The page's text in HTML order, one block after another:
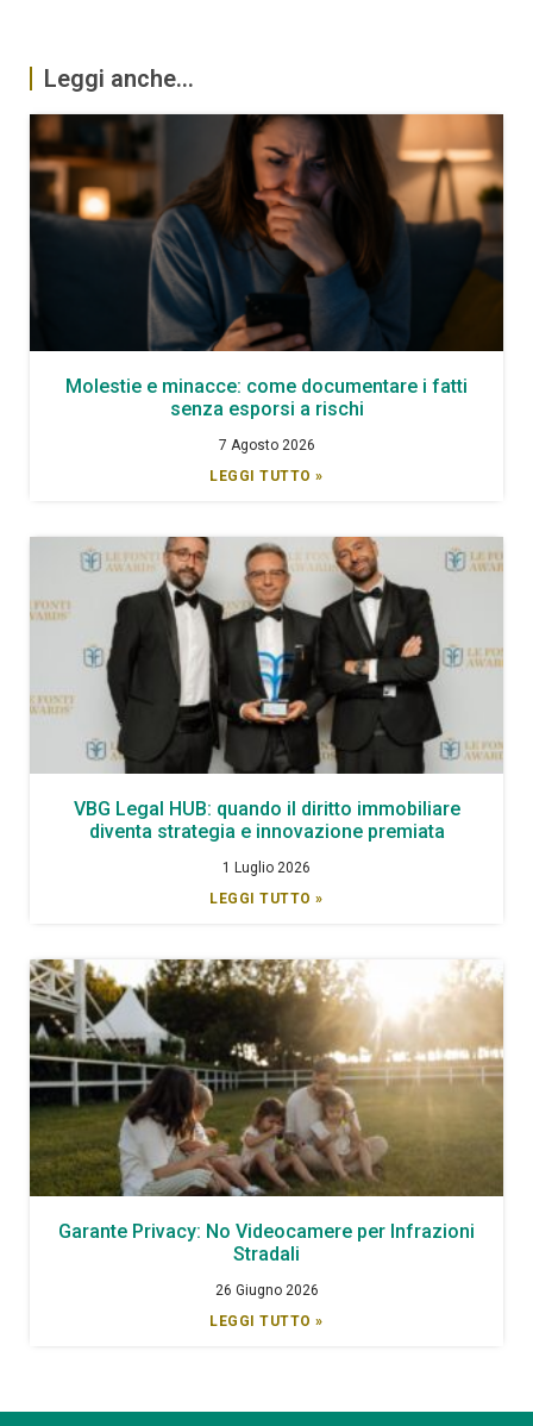
Leggi anche...
Molestie e minacce: come documentare i fatti
senza esporsi a rischi
7 Agosto 2026
LEGGI TUTTO »
VBG Legal HUB: quando il diritto immobiliare
diventa strategia e innovazione premiata
1 Luglio 2026
LEGGI TUTTO »
Garante Privacy: No Videocamere per Infrazioni
Stradali
26 Giugno 2026
LEGGI TUTTO »